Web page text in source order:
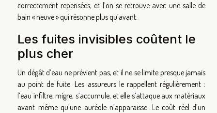
correctement repensées, et l’on se retrouve avec une salle de
bain « neuve » qui résonne plus qu’avant.
Les fuites invisibles coûtent le
plus cher
Un dégât d’eau ne prévient pas, et il ne se limite presque jamais
au point de fuite. Les assureurs le rappellent régulièrement :
l’eau infiltre, migre, s’accumule, et elle s’attaque aux matériaux
avant même qu’une auréole n’apparaisse. Le coût réel d’un